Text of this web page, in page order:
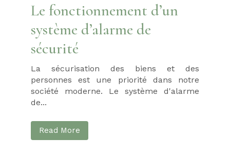
Le fonctionnement d’un
système d’alarme de
sécurité
La sécurisation des biens et des
personnes est une priorité dans notre
société moderne. Le système d'alarme
de...
Read More